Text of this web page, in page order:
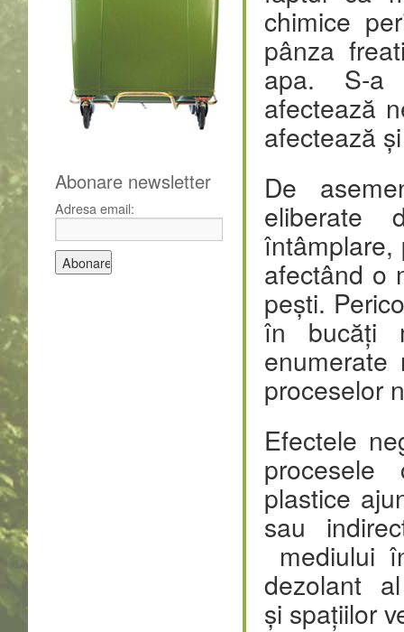
chimice
pânza
apa. S-a
afectează
afectează
De
eliberate
întâmplare,
afectând o
pești.
în bucăți
proceselor
Efectele
plastice
sau
mediului
dezolant al
și spațiilor
Abonare newsletter
Adresa email: